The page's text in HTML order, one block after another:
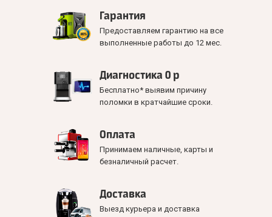
Гарантия
Предоставляем гарантию на все
выполненные работы до 12 мес.
Диагностика 0 р
Бесплатно* выявим причину
поломки в кратчайшие сроки.
Оплата
Принимаем наличные, карты и
безналичный расчет.
Доставка
Выезд курьера и доставка